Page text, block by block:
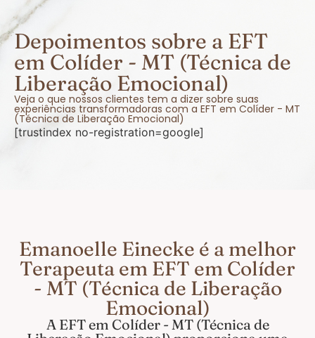
Depoimentos sobre a EFT
em Colíder - MT (Técnica de
Liberação Emocional)
Veja o que nossos clientes tem a dizer sobre suas
experiências transformadoras com a EFT em Colíder - MT
(Técnica de Liberação Emocional)
[trustindex no-registration=google]
Emanoelle Einecke é a melhor
Terapeuta em EFT em Colíder
- MT (Técnica de Liberação
Emocional)
A EFT em Colíder - MT (Técnica de